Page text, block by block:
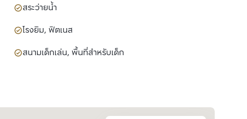
สระว่ายน้ำ
โรงยิม, ฟิตเนส
สนามเด็กเล่น, พื้นที่สำหรับเด็ก